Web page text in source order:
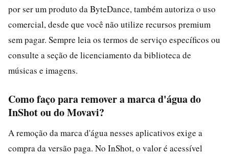
por ser um produto da ByteDance, também autoriza o uso
comercial, desde que você não utilize recursos premium
sem pagar. Sempre leia os termos de serviço específicos ou
consulte a seção de licenciamento da biblioteca de
músicas e imagens.
Como faço para remover a marca d'água do
InShot ou do Movavi?
A remoção da marca d'água nesses aplicativos exige a
compra da versão paga. No InShot, o valor é acessível